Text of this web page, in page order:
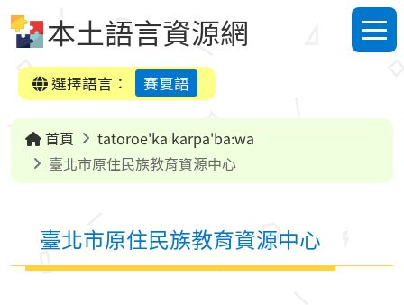
本土語言資源網
選單
選擇語言：
賽夏語
首頁
tatoroe'ka karpa'ba:wa
臺北市原住民族教育資源中心
臺北市原住民族教育資源中心